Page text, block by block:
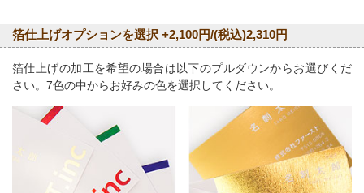
箔仕上げオプションを選択 +2,100円/(税込)2,310円
箔仕上げの加工を希望の場合は以下のプルダウンからお選びくだ
さい。7色の中からお好みの色を選択してください。